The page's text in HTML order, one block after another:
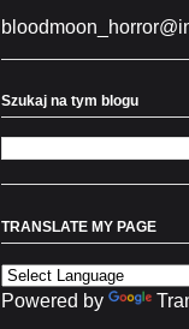
Szukaj na tym blogu
TRANSLATE MY PAGE
Powered by